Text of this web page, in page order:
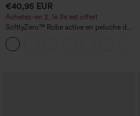
€40,95 EUR
Achetez-en 2, le 3e est offert
SoftlyZero™ Robe active en peluche dos
nu — Édition Hyper Facile